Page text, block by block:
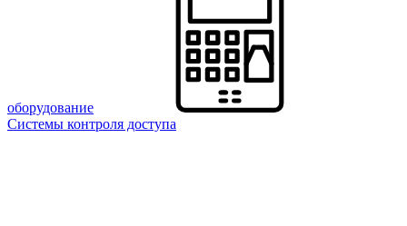
оборудование
Системы контроля доступа